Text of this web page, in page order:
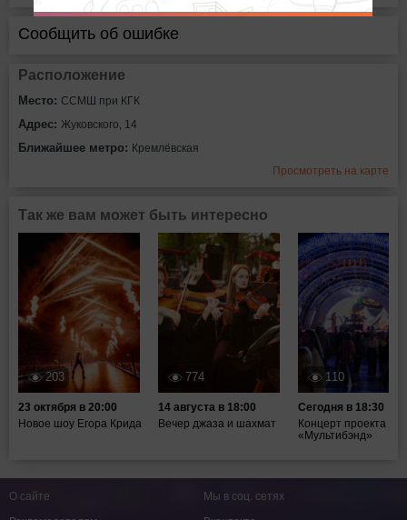
Сообщить об ошибке
Расположение
Место: ССМШ при КГК
Адрес: Жуковского, 14
Ближайшее метро: Кремлёвская
Просмотреть на карте
Так же вам может быть интересно
203
23 октября в 20:00
Новое шоу Егора Крида
774
14 августа в 18:00
Вечер джаза и шахмат
110
Сегодня в 18:30
Концерт проекта
«Мультибэнд»
О сайте
Мы в соц. сетях